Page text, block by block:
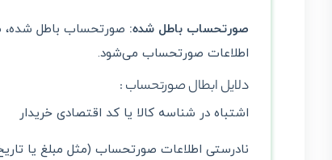
صورتحساب باطل شده: صورتحساب باطل شده،
اطلاعات صورتحساب می‌شود.
دلایل ابطال صورتحساب :
اشتباه در شناسه کالا یا کد اقتصادی خریدار
نادرستی اطلاعات صورتحساب (مثل مبلغ یا